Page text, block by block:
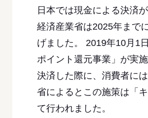
日本では現金による決済
経済産業省は2025年まで
げました。 2019年10月1
ポイント還元事業」が実
決済した際に、消費者に
省によるとこの施策は「
て行われました。